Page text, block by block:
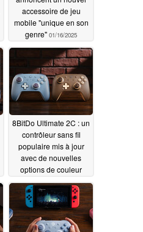
accessoire de jeu
mobile "unique en son
genre" 01/16/2025
8BitDo Ultimate 2C : un
contrôleur sans fil
populaire mis à jour
avec de nouvelles
options de couleur
12/29/2024